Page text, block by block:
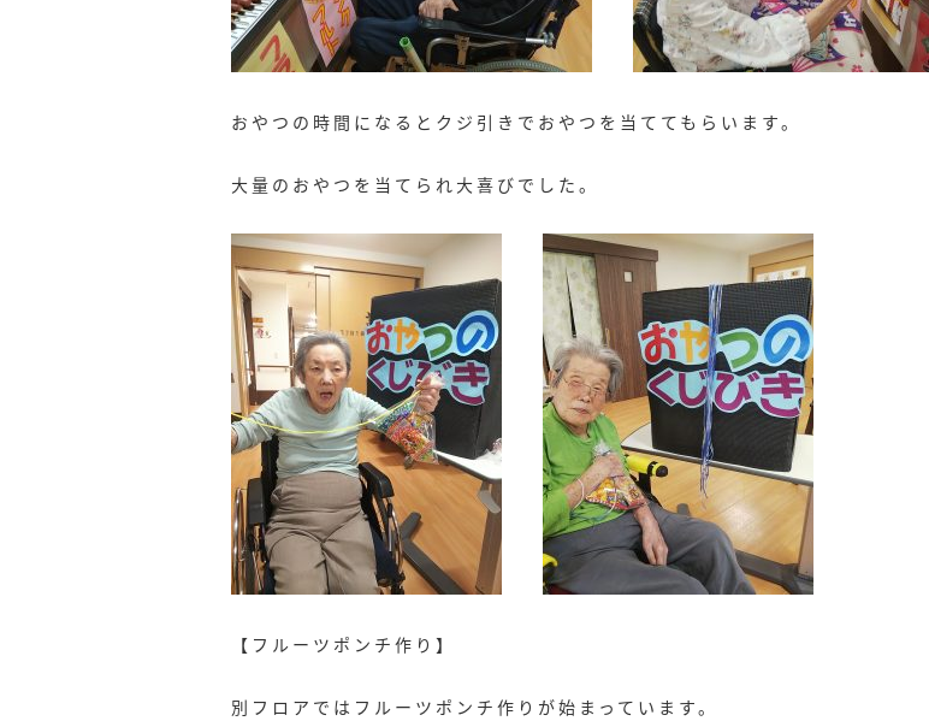
おやつの時間になるとクジ引きでおやつを当ててもらいます。
大量のおやつを当てられ大喜びでした。
【フルーツポンチ作り】
別フロアではフルーツポンチ作りが始まっています。